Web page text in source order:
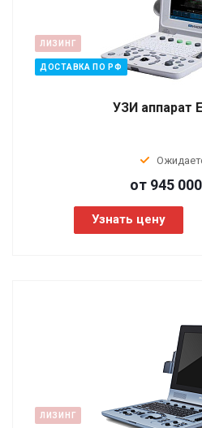
ЛИЗИНГ
ДОСТАВКА ПО РФ
УЗИ аппарат
от 945 000
Узнать цену
ЛИЗИНГ